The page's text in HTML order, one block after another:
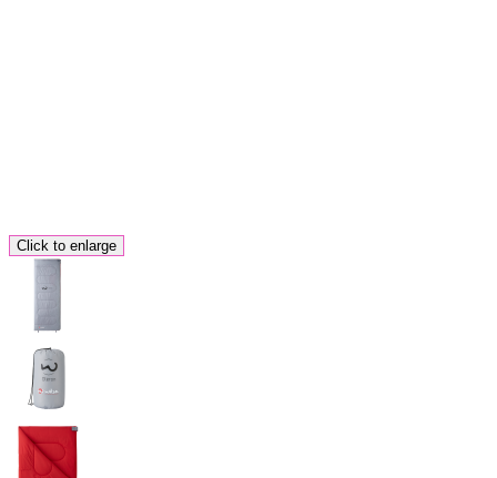
Click to enlarge